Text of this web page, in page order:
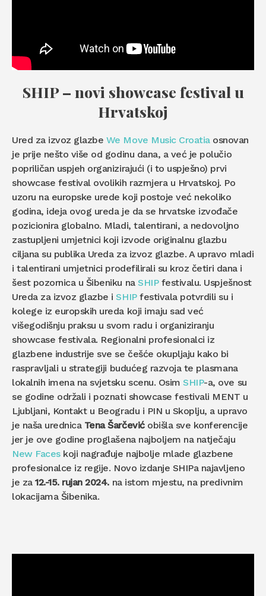
SHIP – novi showcase festival u
Hrvatskoj
Ured za izvoz glazbe We Move Music Croatiaosnovan
je prije nešto više od godinu dana, a već je polučio
popriličan uspjeh organizirajući (i to uspješno) prvi
showcase festival ovolikih razmjera u Hrvatskoj. Po
uzoru na europske urede koji postoje već nekoliko
godina, ideja ovog ureda je da se hrvatske izvođače
pozicionira globalno. Mladi, talentirani, a nedovoljno
zastupljeni umjetnici koji izvode originalnu glazbu
ciljana su publika Ureda za izvoz glazbe. A upravo mladi
i talentirani umjetnici prodefilirali su kroz četiri dana i
šest pozornica u Šibeniku na SHIPfestivalu. Uspješnost
Ureda za izvoz glazbe i SHIPfestivala potvrdili su i
kolege iz europskih ureda koji imaju sad već
višegodišnju praksu u svom radu i organiziranju
showcase festivala. Regionalni profesionalci iz
glazbene industrije sve se češće okupljaju kako bi
raspravljali u strategiji budućeg razvoja te plasmana
lokalnih imena na svjetsku scenu. Osim SHIP-a, ove su
se godine održali i poznati showcase festivali MENT u
Ljubljani, Kontakt u Beogradu i PIN u Skoplju, a upravo
je naša urednica Tena Šarčevićobišla sve konferencije
jer je ove godine proglašena najboljem na natječaju
New Faceskoji nagrađuje najbolje mlade glazbene
profesionalce iz regije. Novo izdanje SHIPa najavljeno
je za12.-15. rujan 2024. na istom mjestu, na predivnim
lokacijama Šibenika.